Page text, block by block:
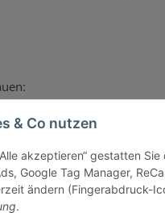
& Co nutzen
akzeptieren“ gestatten
Google Tag Manager,
ändern (Fingerabdruck-
.